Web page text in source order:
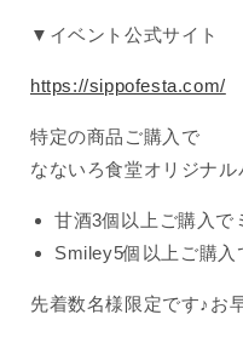
▼イベント公式サイト
https://sippofesta.com/
特定の商品ご購入で
なないろ食堂オリジナル
甘酒3個以上ご購入で
Smiley5個以上ご購入
先着数名様限定です♪お